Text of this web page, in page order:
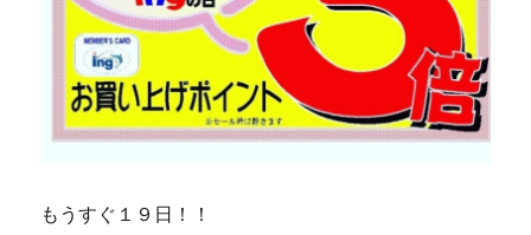
もうすぐ１９日！！